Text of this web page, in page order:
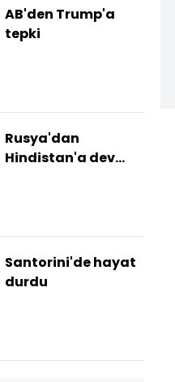
AB'den Trump'a
tepki
Rusya'dan
Hindistan'a dev
Santorini'de hayat
durdu